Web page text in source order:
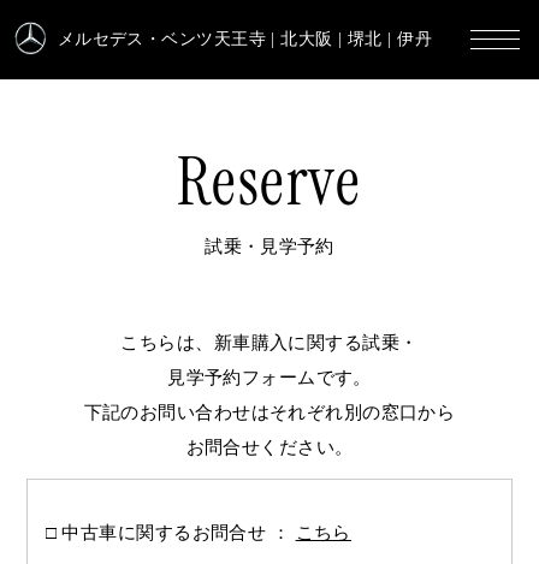
メルセデス・ベンツ天王寺 | 北大阪 | 堺北 | 伊丹
Reserve
試乗・見学予約
こちらは、新車購入に関する試乗・
見学予約フォームです。
下記のお問い合わせはそれぞれ別の窓口から
お問合せください。
中古車に関するお問合せ ： こちら